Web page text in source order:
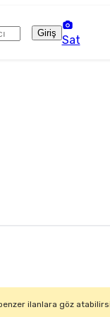
Giriş
Sat
ilanlara göz